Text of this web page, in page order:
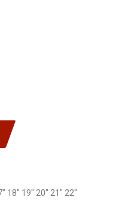
18" 19" 20" 21" 22"